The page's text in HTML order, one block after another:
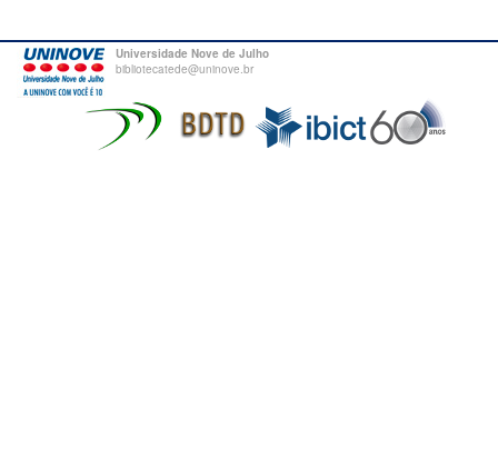
Universidade Nove de Julho
bibliotecatede@uninove.br